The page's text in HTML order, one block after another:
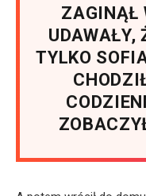
ZAGINĄŁ
UDAWAŁY,
TYLKO